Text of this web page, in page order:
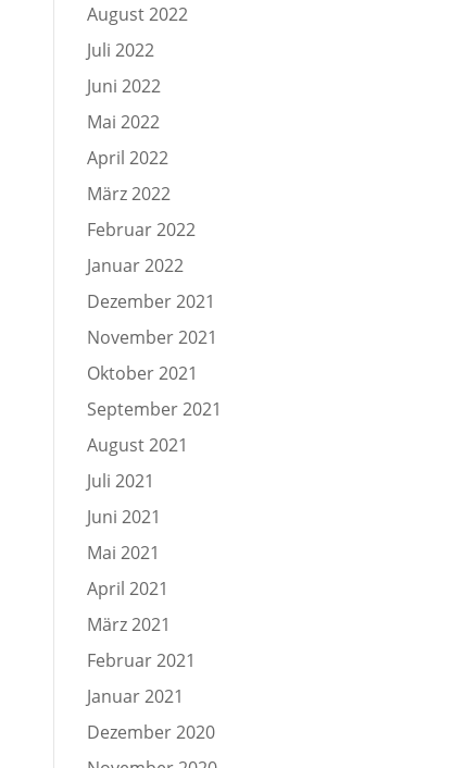
August 2022
Juli 2022
Juni 2022
Mai 2022
April 2022
März 2022
Februar 2022
Januar 2022
Dezember 2021
November 2021
Oktober 2021
September 2021
August 2021
Juli 2021
Juni 2021
Mai 2021
April 2021
März 2021
Februar 2021
Januar 2021
Dezember 2020